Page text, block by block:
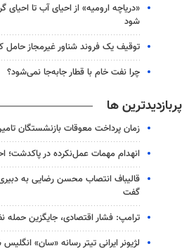
«دریاچه ارومیه» از احیای آب تا
شود
توقیف یک فروند شناور غیرمجاز حامل
چرا نفت خام با قطار جابه‌جا نمی‌شود؟
پربازدیدترین ها
زمان پرداخت معوقات بازنشستگان
انهدام مهمات عمل‌نکرده در پاکدشت؛
قالیباف انتصاب محسن رضایی به
گفت
ترامپ: فشار اقتصادی، جایگزین حمله
لژیونر ایرانی تیتر رسانه «سان»